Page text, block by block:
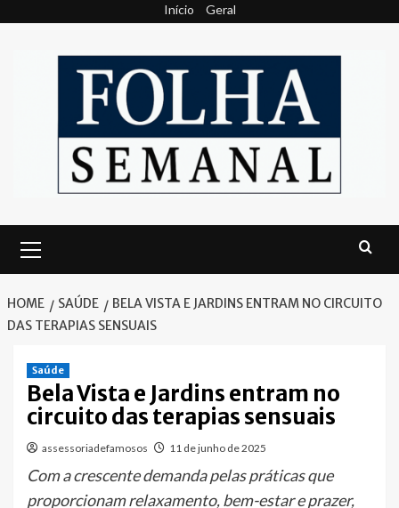
Início Geral
Menu
HOME SAÚDE
BELA VISTA E JARDINS ENTRAM NO CIRCUITO
DAS TERAPIAS SENSUAIS
Saúde
Bela Vista e Jardins entram no
circuito das terapias sensuais
assessoriadefamosos 11 de junho de 2025
Com a crescente demanda pelas práticas que
proporcionam relaxamento, bem-estar e prazer,